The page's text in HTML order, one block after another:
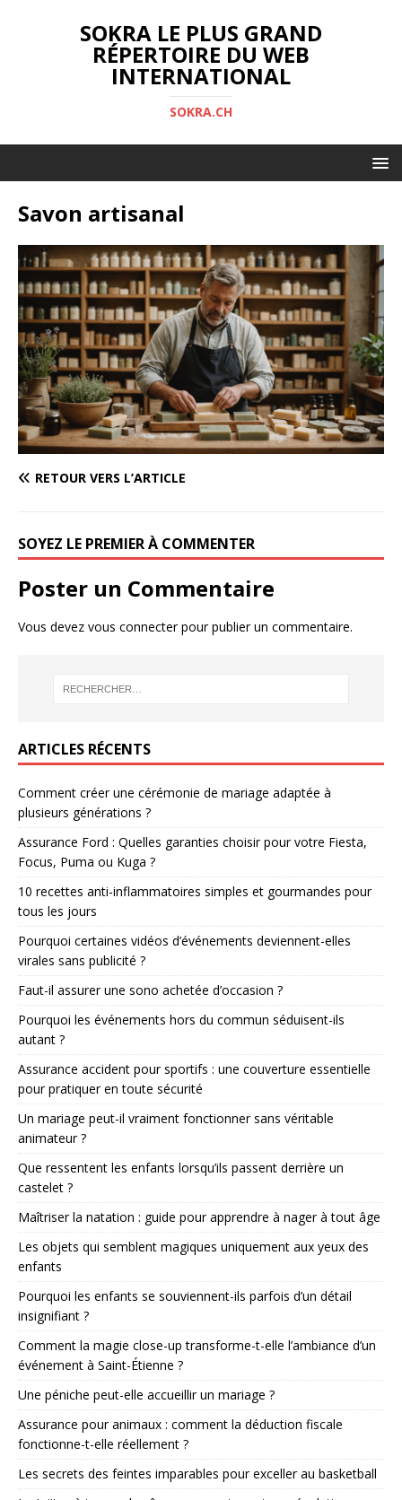
SOKRA LE PLUS GRAND
RÉPERTOIRE DU WEB
INTERNATIONAL
SOKRA.CH
Savon artisanal
RETOUR VERS L’ARTICLE
SOYEZ LE PREMIER À COMMENTER
Poster un Commentaire
Vous devez vous connecterpour publier un commentaire.
ARTICLES RÉCENTS
Comment créer une cérémonie de mariage adaptée à
plusieurs générations ?
Assurance Ford : Quelles garanties choisir pour votre Fiesta,
Focus, Puma ou Kuga ?
10 recettes anti-inflammatoires simples et gourmandes pour
tous les jours
Pourquoi certaines vidéos d’événements deviennent-elles
virales sans publicité ?
Faut-il assurer une sono achetée d’occasion ?
Pourquoi les événements hors du commun séduisent-ils
autant ?
Assurance accident pour sportifs : une couverture essentielle
pour pratiquer en toute sécurité
Un mariage peut-il vraiment fonctionner sans véritable
animateur ?
Que ressentent les enfants lorsqu’ils passent derrière un
castelet ?
Maîtriser la natation : guide pour apprendre à nager à tout âge
Les objets qui semblent magiques uniquement aux yeux des
enfants
Pourquoi les enfants se souviennent-ils parfois d’un détail
insignifiant ?
Comment la magie close-up transforme-t-elle l’ambiance d’un
événement à Saint-Étienne ?
Une péniche peut-elle accueillir un mariage ?
Assurance pour animaux : comment la déduction fiscale
fonctionne-t-elle réellement ?
Les secrets des feintes imparables pour exceller au basketball